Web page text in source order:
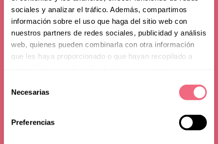
sociales y analizar el tráfico. Además, compartimos
información sobre el uso que haga del sitio web con
nuestros partners de redes sociales, publicidad y análisis
web, quienes pueden combinarla con otra información
que les haya proporcionado o que hayan recopilado a
Necesarias
Preferencias